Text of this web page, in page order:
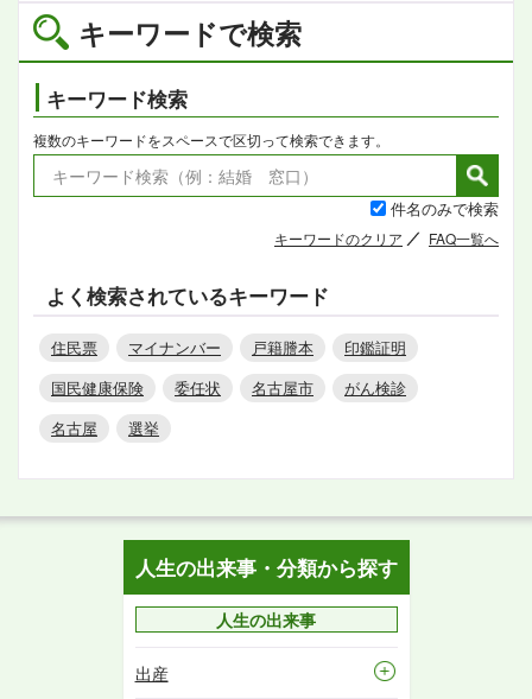
キーワードで検索
キーワード検索
複数のキーワードをスペースで区切って検索できます。
件名のみで検索
キーワードのクリア FAQ一覧へ
よく検索されているキーワード
住民票 マイナンバー 戸籍謄本
印鑑証明
国民健康保険
委任状 名古屋市
がん検診
名古屋
選挙
人生の出来事・分類から探す
人生の出来事
出産